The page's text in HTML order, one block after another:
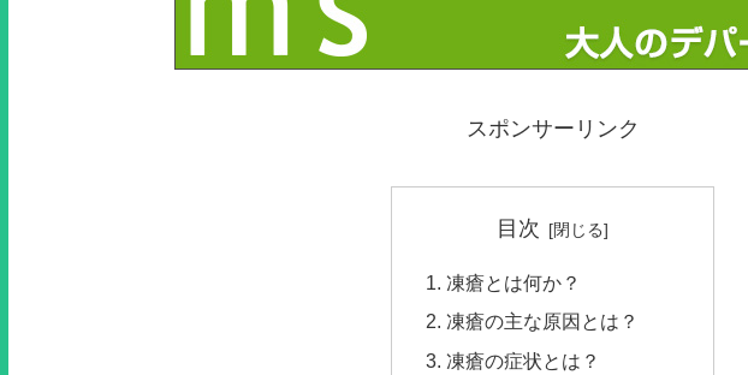
スポンサーリンク
目次
凍瘡とは何か？
凍瘡の主な原因とは？
凍瘡の症状とは？